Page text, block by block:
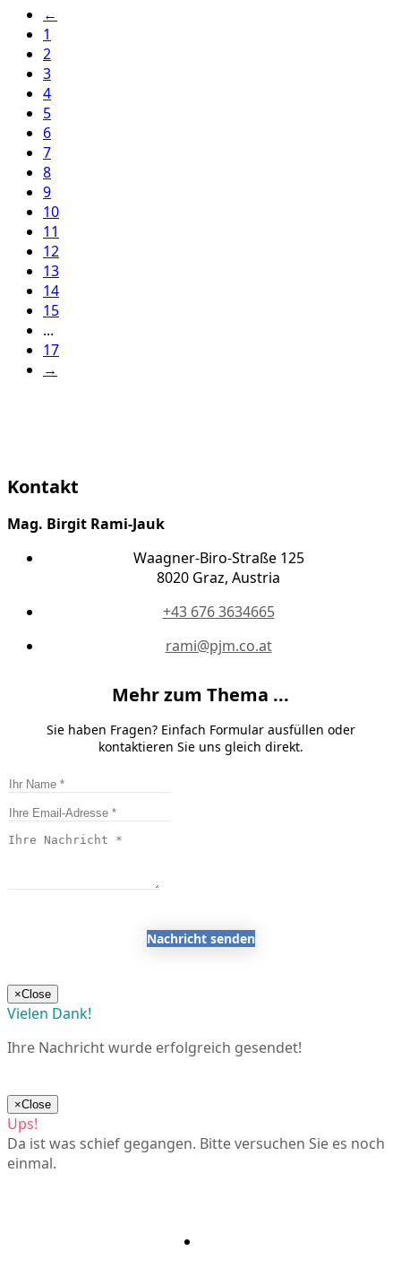
←
1
2
3
4
5
6
7
8
9
10
11
12
13
14
15
...
17
→
Kontakt
Mag. Birgit Rami-Jauk
Waagner-Biro-Straße 125
8020 Graz, Austria
+43 676 3634665
rami@pjm.co.at
Mehr zum Thema ...
Sie haben Fragen? Einfach Formular ausfüllen oder
kontaktieren Sie uns gleich direkt.
Nachricht senden
×Close
Vielen Dank!
Ihre Nachricht wurde erfolgreich gesendet!
×Close
Ups!
Da ist was schief gegangen. Bitte versuchen Sie es noch
einmal.